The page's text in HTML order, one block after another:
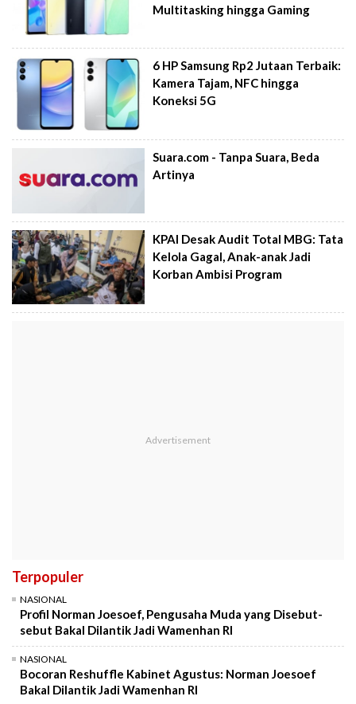
Multitasking hingga Gaming
6 HP Samsung Rp2 Jutaan Terbaik:
Kamera Tajam, NFC hingga
Koneksi 5G
Suara.com - Tanpa Suara, Beda
Artinya
KPAI Desak Audit Total MBG: Tata
Kelola Gagal, Anak-anak Jadi
Korban Ambisi Program
Terpopuler
NASIONAL
Profil Norman Joesoef, Pengusaha Muda yang Disebut-
sebut Bakal Dilantik Jadi Wamenhan RI
NASIONAL
Bocoran Reshuffle Kabinet Agustus: Norman Joesoef
Bakal Dilantik Jadi Wamenhan RI